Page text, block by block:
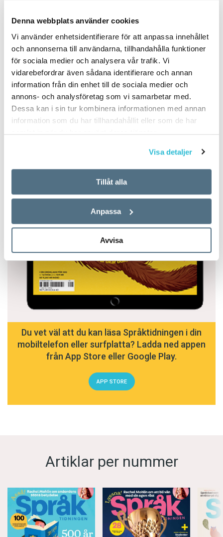
Denna webbplats använder cookies
Vi använder enhetsidentifierare för att anpassa innehållet
och annonserna till användarna, tillhandahålla funktioner
för sociala medier och analysera vår trafik. Vi
vidarebefordrar även sådana identifierare och annan
information från din enhet till de sociala medier och
annons- och analysföretag som vi samarbetar med.
Dessa kan i sin tur kombinera informationen med annan
information som du har tillhandahållit eller som de har
samlat in när du har använt deras tjänster.
Visa detaljer
Tillåt alla
Anpassa
Avvisa
PUBLICERAD 2022-12-15
Du vet väl att du kan läsa Språktidningen i din
mobiltelefon eller surfplatta? Ladda ned appen
från App Store eller Google Play.
APP STORE
Artiklar per nummer